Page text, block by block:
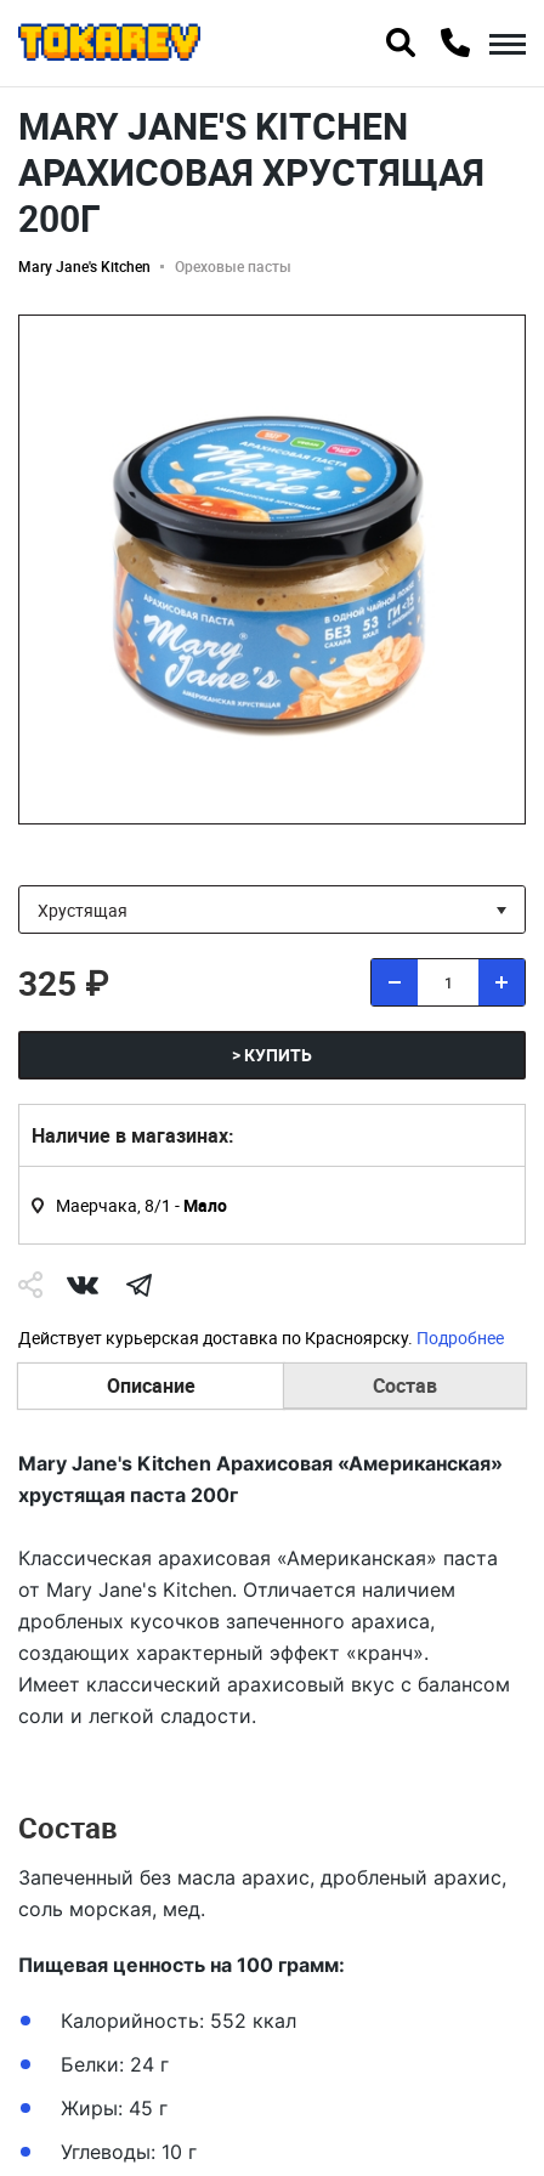
MARY JANE'S KITCHEN
АРАХИСОВАЯ ХРУСТЯЩАЯ
200Г
Mary Jane's Kitchen Ореховые пасты
325 ₽
> КУПИТЬ
Наличие в магазинах:
Маерчака, 8/1 -Мало
Действует курьерская доставка по Красноярску. Подробнее
Описание Состав
Mary Jane's Kitchen Арахисовая «Американская»
хрустящая паста 200г
Классическая арахисовая «Американская» паста
от Mary Jane's Kitchen. Отличается наличием
дробленых кусочков запеченного арахиса,
создающих характерный эффект «кранч».
Имеет классический арахисовый вкус с балансом
соли и легкой сладости.
Состав
Запеченный без масла арахис, дробленый арахис,
соль морская, мед.
Пищевая ценность на 100 грамм:
Калорийность: 552 ккал
Белки: 24 г
Жиры: 45 г
Углеводы: 10 г